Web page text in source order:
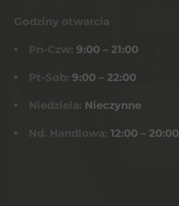
Godziny otwarcia
Pn-Czw: 9:00 – 21:00
Pt-Sob: 9:00 – 22:00
Niedziela: Nieczynne
Nd. Handlowa: 12:00 – 20:00